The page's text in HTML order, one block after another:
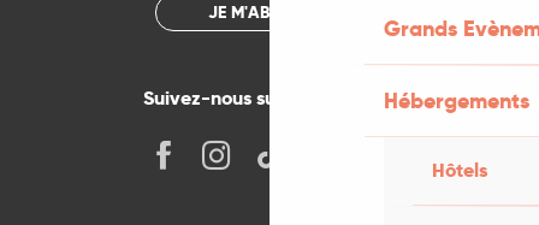
Grands
Hébergements
Hôtels
JE M'ABONNE
Suivez-nous sur les réseaux !